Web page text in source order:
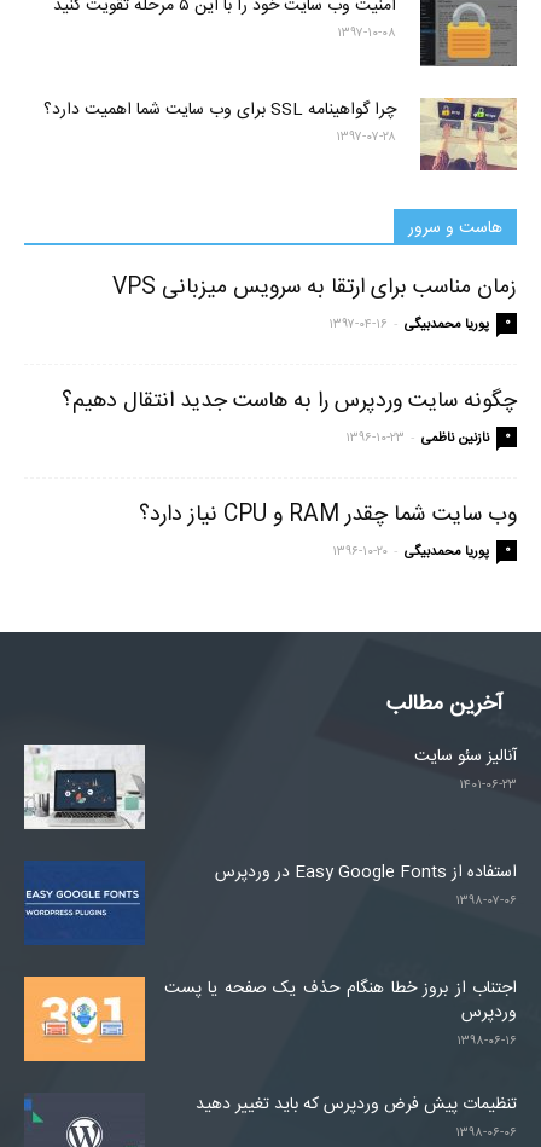
امنیت وب سایت خود را با این ۵ مرحله تقویت کنید
۱۳۹۷-۱۰-۰۸
چرا گواهینامه SSL برای وب سایت شما اهمیت دارد؟
۱۳۹۷-۰۷-۲۸
هاست و سرور
زمان مناسب برای ارتقا به سرویس میزبانی VPS
پوریا محمدبیگی - ۱۳۹۷-۰۴-۱۶ ۰
چگونه سایت وردپرس را به هاست جدید انتقال دهیم؟
نازنین ناظمی - ۱۳۹۶-۱۰-۲۳ ۰
وب سایت شما چقدر RAM و CPU نیاز دارد؟
پوریا محمدبیگی - ۱۳۹۶-۱۰-۲۰ ۰
آخرین مطالب
آنالیز سئو سایت
۱۴۰۱-۰۶-۲۳
استفاده از Easy Google Fonts در وردپرس
۱۳۹۸-۰۷-۰۶
اجتناب از بروز خطا هنگام حذف یک صفحه یا پست
وردپرس
۱۳۹۸-۰۶-۱۶
تنظیمات پیش فرض وردپرس که باید تغییر دهید
۱۳۹۸-۰۶-۰۶